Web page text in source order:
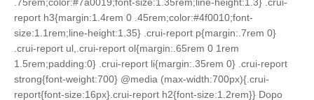
report h3{margin:1.4rem 0 .45rem;color:#4f0010;font-
size:1.1rem;line-height:1.35} .crui-report p{margin:.7rem 0}
.crui-report ul,.crui-report ol{margin:.65rem 0 1rem
1.5rem;padding:0} .crui-report li{margin:.35rem 0} .crui-report
strong{font-weight:700} @media (max-width:700px){.crui-
report{font-size:16px}.crui-report h2{font-size:1.2rem}} Dopo